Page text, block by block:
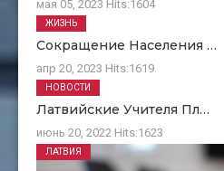
мая 05, 2023 Hits:1604
Сокращение Населения …
апр 20, 2023 Hits:1619
ЖИЗНЬ
Латвийские Учителя Пл…
июнь 20, 2022 Hits:1623
НОВОСТИ
ЛАТВИЯ